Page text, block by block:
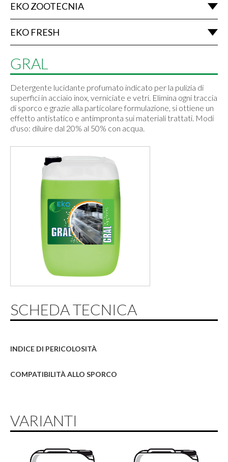
EKO ZOOTECNIA
EKO FRESH
GRAL
Detergente lucidante profumato indicato per la pulizia di
superfici in acciaio inox, verniciate e vetri. Elimina ogni traccia
di sporco e grazie alla particolare formulazione, si ottiene un
effetto antistatico e antimpronta sui materiali trattati. Modi
d'uso: diluire dal 20% al 50% con acqua.
SCHEDA TECNICA
INDICE DI PERICOLOSITÀ
COMPATIBILITÀ ALLO SPORCO
VARIANTI